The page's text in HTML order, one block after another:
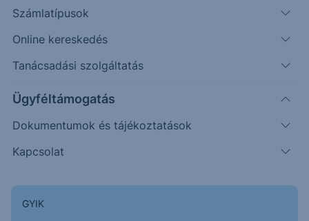
Számlatípusok
Online kereskedés
Tanácsadási szolgáltatás
Ügyféltámogatás
Dokumentumok és tájékoztatások
Kapcsolat
GYIK
15.9000
16.2000